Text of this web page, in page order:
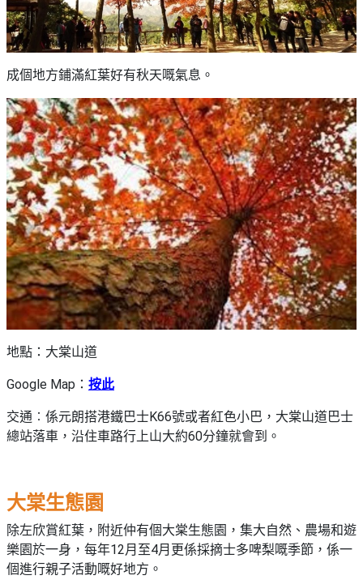
成個地方鋪滿紅葉好有秋天嘅氣息。
地點：大棠山道
Google Map： 按此
交通︰係元朗搭港鐵巴士K66號或者紅色小巴，大棠山道巴士
總站落車，沿住車路行上山大約60分鐘就會到。
大棠生態園
除左欣賞紅葉，附近仲有個大棠生態園，集大自然、農場和遊
樂園於一身，每年12月至4月更係採摘士多啤梨嘅季節，係一
個進行親子活動嘅好地方。